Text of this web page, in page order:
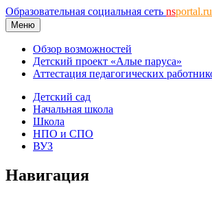
Образовательная социальная сеть nsportal.ru
Меню
Обзор возможностей
Детский проект «Алые паруса»
Аттестация педагогических
Детский сад
Начальная школа
Школа
НПО и СПО
ВУЗ
Навигация